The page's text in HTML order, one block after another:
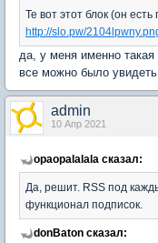
Те вот этот блок (он
http://slo.pw/
да, у меня именно
все можно было
admin
10 Апр 2021
opaopalalala сказал:
Да, решит. RSS под
функционал подписок.
donBaton сказал: